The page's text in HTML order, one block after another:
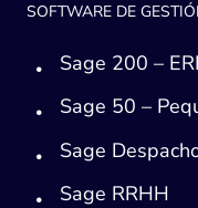
SOFTWARE DE
Sage 200 –
Sage 50 –
Sage
Sage RRHH